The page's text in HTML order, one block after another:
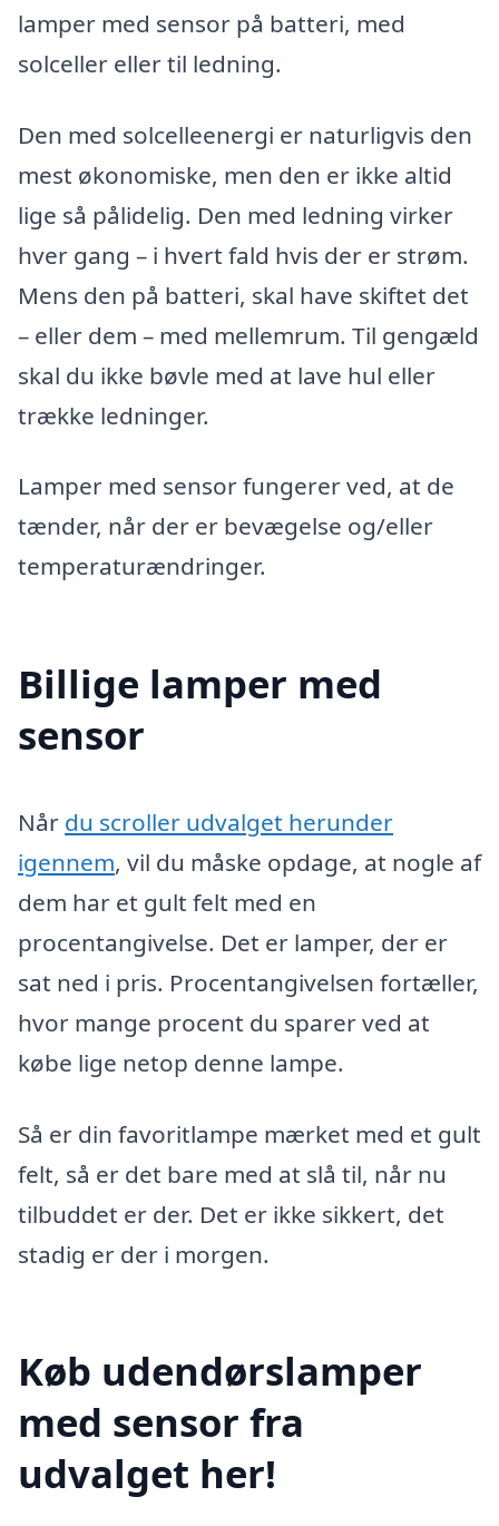
lamper med sensor på batteri, med
solceller eller til ledning.
Den med solcelleenergi er naturligvis den
mest økonomiske, men den er ikke altid
lige så pålidelig. Den med ledning virker
hver gang – i hvert fald hvis der er strøm.
Mens den på batteri, skal have skiftet det
– eller dem – med mellemrum. Til gengæld
skal du ikke bøvle med at lave hul eller
trække ledninger.
Lamper med sensor fungerer ved, at de
tænder, når der er bevægelse og/eller
temperaturændringer.
Billige lamper med
sensor
Når du scroller udvalget herunder
igennem, vil du måske opdage, at nogle af
dem har et gult felt med en
procentangivelse. Det er lamper, der er
sat ned i pris. Procentangivelsen fortæller,
hvor mange procent du sparer ved at
købe lige netop denne lampe.
Så er din favoritlampe mærket med et gult
felt, så er det bare med at slå til, når nu
tilbuddet er der. Det er ikke sikkert, det
stadig er der i morgen.
Køb udendørslamper
med sensor fra
udvalget her!